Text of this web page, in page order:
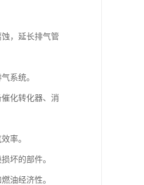
，延长排气管
系统。
化转化器、消
率。
坏的部件。
油经济性。